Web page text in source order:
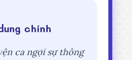
chính
ca ngợi sự thông